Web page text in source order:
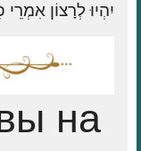
יִהְיוּ לְרָצוֹן אִמְרֵי
на